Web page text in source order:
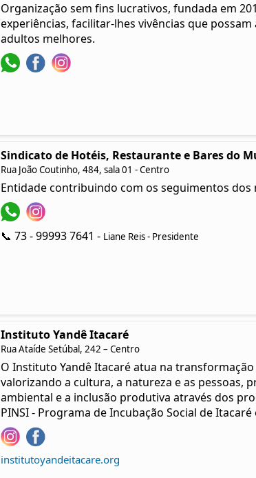
Organização sem fins lucrativos, fundada em
experiências, facilitar-lhes vivências que
adultos melhores.
Sindicato de Hotéis, Restaurante e Bares do
Rua João Coutinho, 484, sala 01 - Centro
Entidade contribuindo com os seguimentos
📞 73 - 99993 7641 - Liane Reis - Presidente
Instituto Yandê Itacaré
Rua Ataíde Setúbal, 242 – Centro
O Instituto Yandê Itacaré atua na
valorizando a cultura, a natureza e as pessoas,
ambiental e a inclusão produtiva através dos
PINSI - Programa de Incubação Social de
institutoyandeitacare.org